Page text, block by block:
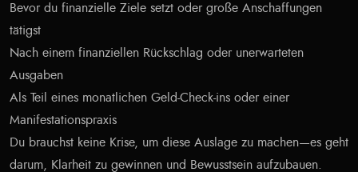
Bevor du finanzielle Ziele setzt oder große Anschaffungen
tätigst
Nach einem finanziellen Rückschlag oder unerwarteten
Ausgaben
Als Teil eines monatlichen Geld-Check-ins oder einer
Manifestationspraxis
Du brauchst keine Krise, um diese Auslage zu machen—es geht
darum, Klarheit zu gewinnen und Bewusstsein aufzubauen.